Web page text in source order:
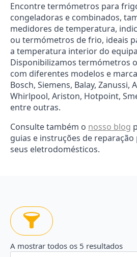
Encontre termómetros para
congeladoras e combinados,
medidores de temperatura,
ou termómetros de frio, ideais
a temperatura interior do
Disponibilizamos termómetros
com diferentes modelos e
Bosch, Siemens, Balay, Zanussi,
Whirlpool, Ariston, Hotpoint,
entre outras.
Consulte também o nosso blog
guias e instruções de
seus eletrodomésticos.
A mostrar todos os 5 resultados